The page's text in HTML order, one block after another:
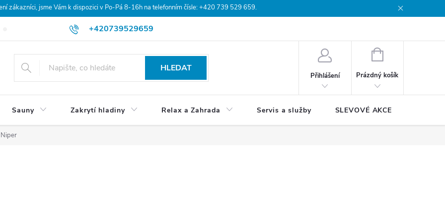
zákazníci, jsme Vám k dispozici v Po-Pá 8-16h na telefonním čísle: +420 739 529 659.
+420739529659
Hodnocení obchodu Doprava a platba
HLEDAT
Přihlášení
NÁKUPNÍ
Prázdný košík
Sauny Zakrytí hladiny Relax a Zahrada Servis a služby SLEVOVÉ AKCE
Niper